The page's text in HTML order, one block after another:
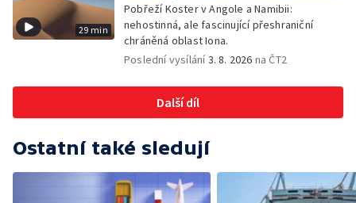
29 min
Pobřeží Koster v Angole a Namibii:
nehostinná, ale fascinující přeshraniční
chráněná oblast Iona.
Poslední vysílání3. 8. 2026 na ČT2
Další díl
Ostatní také sledují